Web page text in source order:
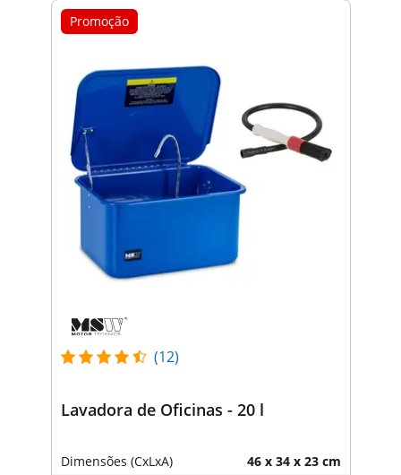
Promoção
(12)
Lavadora de Oficinas - 20 l
Dimensões (CxLxA) 46 x 34 x 23 cm